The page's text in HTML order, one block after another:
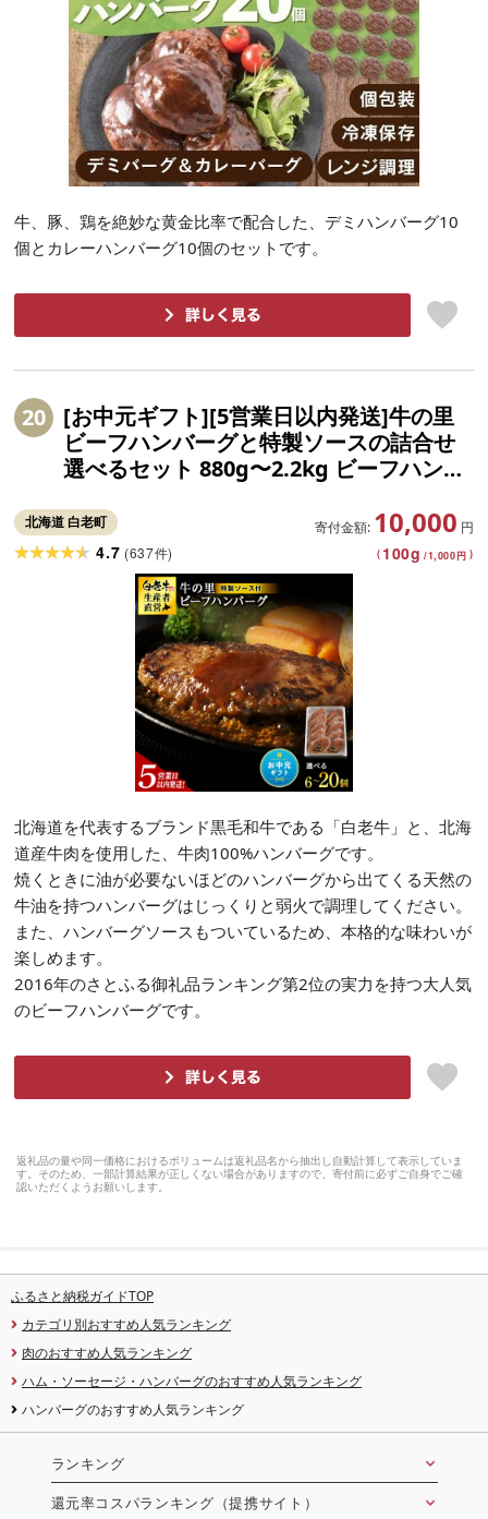
牛、豚、鶏を絶妙な黄金比率で配合した、デミハンバーグ10
個とカレーハンバーグ10個のセットです。
20
[お中元ギフト][5営業日以内発送]牛の里
ビーフハンバーグと特製ソースの詰合せ
選べるセット 880g〜2.2kg ビーフハンバ
バーグ(110g×8個) ソース(8袋)セット〜ハ
ンバーグ(110g×20個) ソース(20袋)
北海道 白老町 寄付金額: 10,000 円
( 100g /1,000円 )
4.7 (637件)
北海道を代表するブランド黒毛和牛である「白老牛」と、北海
道産牛肉を使用した、牛肉100%ハンバーグです。
焼くときに油が必要ないほどのハンバーグから出てくる天然の
牛油を持つハンバーグはじっくりと弱火で調理してください。
また、ハンバーグソースもついているため、本格的な味わいが
楽しめます。
2016年のさとふる御礼品ランキング第2位の実力を持つ大人気
のビーフハンバーグです。
返礼品の量や同一価格におけるボリュームは返礼品名から抽出し自動計算して表示していま
す。そのため、一部計算結果が正しくない場合がありますので、寄付前に必ずご自身でご確
認いただくようお願いします。
ふるさと納税ガイドTOP
カテゴリ別おすすめ人気ランキング
肉のおすすめ人気ランキング
ハム・ソーセージ・ハンバーグのおすすめ人気ランキング
ハンバーグのおすすめ人気ランキング
ランキング
還元率コスパランキング（提携サイト）